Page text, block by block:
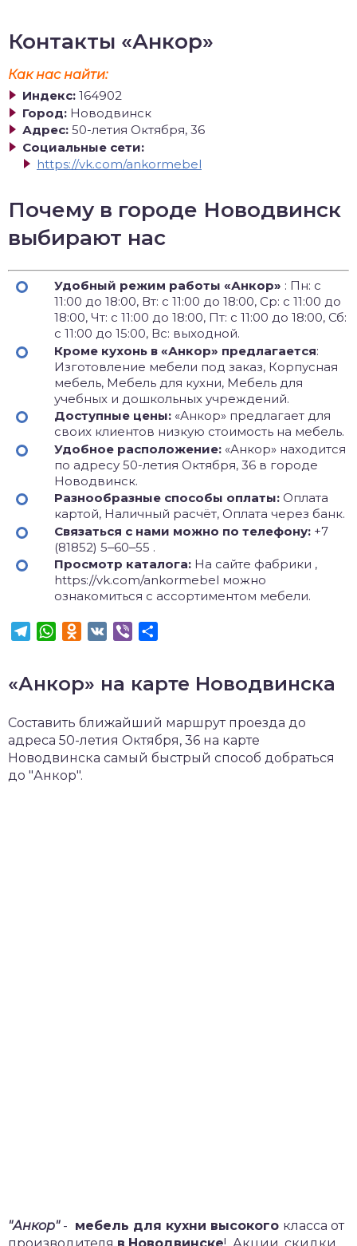
Контакты «Анкор»
Как нас найти:
Индекс: 164902
Город: Новодвинск
Адрес: 50-летия Октября, 36
Социальные сети:
https://vk.com/ankormebel
Почему в городе Новодвинск
выбирают нас
Удобный режим работы «Анкор» : Пн: с
11:00 до 18:00, Вт: с 11:00 до 18:00, Ср: с 11:00 до
18:00, Чт: с 11:00 до 18:00, Пт: с 11:00 до 18:00, Сб:
с 11:00 до 15:00, Вс: выходной.
Кроме кухонь в «Анкор» предлагается:
Изготовление мебели под заказ, Корпусная
мебель, Мебель для кухни, Мебель для
учебных и дошкольных учреждений.
Доступные цены: «Анкор» предлагает для
своих клиентов низкую стоимость на мебель.
Удобное расположение: «Анкор» находится
по адресу 50-летия Октября, 36 в городе
Новодвинск.
Разнообразные способы оплаты: Оплата
картой, Наличный расчёт, Оплата через банк.
Связаться с нами можно по телефону: +7
(81852) 5‒60‒55 .
Просмотр каталога: На сайте фабрики ,
https://vk.com/ankormebel можно
ознакомиться с ассортиментом мебели.
TelegramWhatsApp
Odnoklassniki
VK Viber
«Анкор» на карте Новодвинска
Составить ближайший маршрут проезда до
адреса 50-летия Октября, 36 на карте
Новодвинска самый быстрый способ добраться
до "Анкор".
"Анкор"- мебель для кухни высокого класса от